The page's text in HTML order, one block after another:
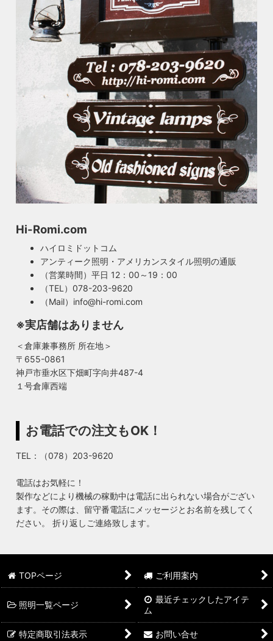
Hi-Romi.com
ハイロミドットコム
アンティーク照明・アメリカンスタイル照明の通販
（営業時間）平日 12：00～19：00
（TEL）078-203-9620
（Mail）info@hi-romi.com
※実店舗はありません
＜倉庫兼事務所 所在地＞
〒655-0861
神戸市垂水区下畑町字向井487-4
１号倉庫西端
お電話での注文もOK！
TEL：（078）203-9620
電話はお気軽に！
製作などにより機械の稼動中は電話に出られない場合がござい
ます。その際は、留守番電話にメッセージとお名前を残してく
ださい。 折り返しご連絡致します。
TOPページ ご利用案内
照明一覧ページ
最近チェックしたアイテ
ム
特定商取引法表示 お問い合せ